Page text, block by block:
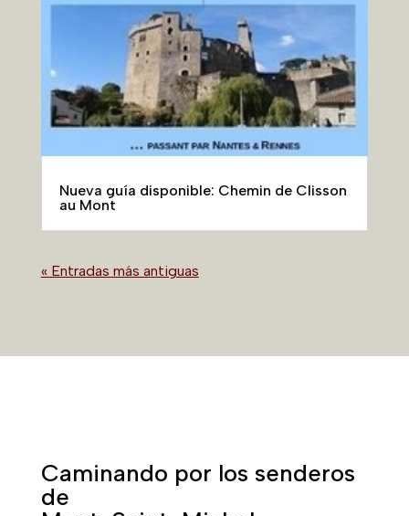
Nueva guía disponible: Chemin de Clisson
au Mont
« Entradas más antiguas
Caminando por los senderos
de